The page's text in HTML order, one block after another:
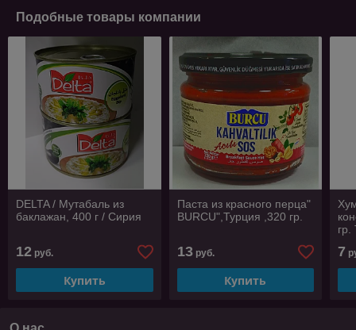
Подобные товары компании
DELTA / Мутабаль из
баклажан, 400 г / Сирия
12 руб.
Купить
Паста из красного перца"
BURCU",Турция ,320 гр.
13руб.
Купить
гр.
7